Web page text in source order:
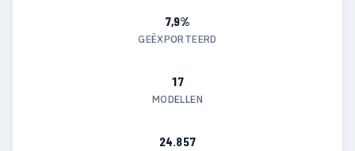
7,9%
GEËXPORTEERD
17
MODELLEN
24.857